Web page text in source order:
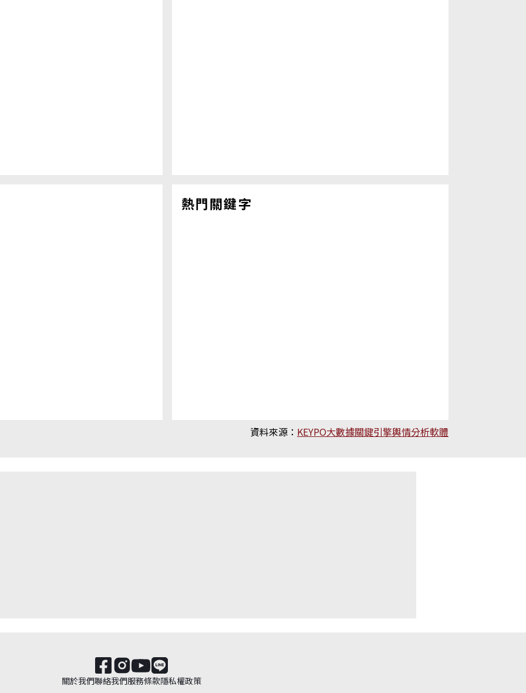
熱門關鍵字
資料來源： KEYPO大數據關鍵引擎輿情分析軟體
關於我們聯絡我們服務條款隱私權政策